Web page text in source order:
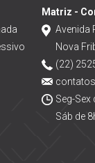
Matriz -
Avenida
Nova
(22)
Seg-Sex
Sáb de